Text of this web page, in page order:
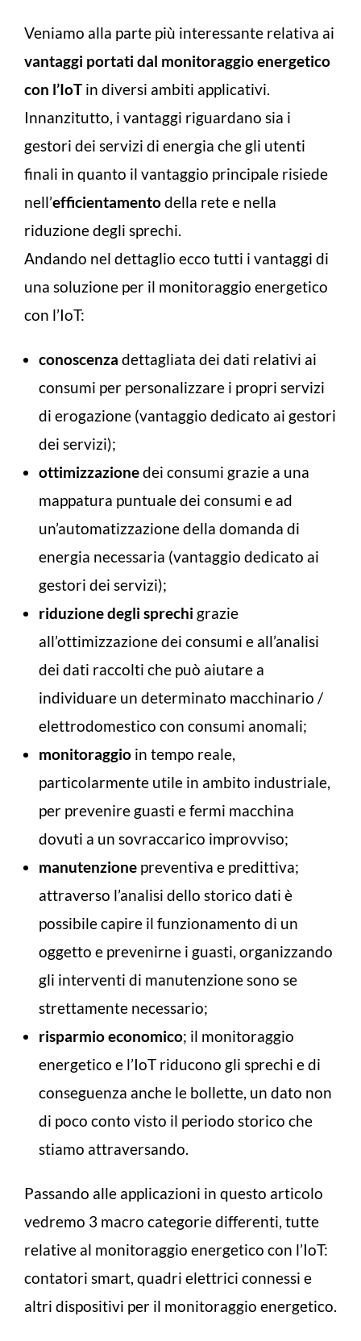
Veniamo alla parte più interessante relativa ai
vantaggi portati dal monitoraggio energetico
con l’IoT in diversi ambiti applicativi.
Innanzitutto, i vantaggi riguardano sia i
gestori dei servizi di energia che gli utenti
finali in quanto il vantaggio principale risiede
nell’efficientamentodella rete e nella
riduzione degli sprechi.
Andando nel dettaglio ecco tutti i vantaggi di
una soluzione per il monitoraggio energetico
con l’IoT:
conoscenza dettagliata dei dati relativi ai
consumi per personalizzare i propri servizi
di erogazione (vantaggio dedicato ai gestori
dei servizi);
ottimizzazionedei consumi grazie a una
mappatura puntuale dei consumi e ad
un’automatizzazione della domanda di
energia necessaria (vantaggio dedicato ai
gestori dei servizi);
riduzione degli sprechi grazie
all’ottimizzazione dei consumi e all’analisi
dei dati raccolti che può aiutare a
individuare un determinato macchinario /
elettrodomestico con consumi anomali;
monitoraggio in tempo reale,
particolarmente utile in ambito industriale,
per prevenire guasti e fermi macchina
dovuti a un sovraccarico improvviso;
manutenzione preventiva e predittiva;
attraverso l’analisi dello storico dati è
possibile capire il funzionamento di un
oggetto e prevenirne i guasti, organizzando
gli interventi di manutenzione sono se
strettamente necessario;
risparmio economico; il monitoraggio
energetico e l’IoT riducono gli sprechi e di
conseguenza anche le bollette, un dato non
di poco conto visto il periodo storico che
stiamo attraversando.
Passando alle applicazioni in questo articolo
vedremo 3 macro categorie differenti, tutte
relative al monitoraggio energetico con l’IoT:
contatori smart, quadri elettrici connessi e
altri dispositivi per il monitoraggio energetico.